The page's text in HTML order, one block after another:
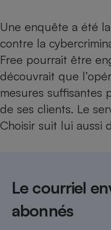
Une enquête a été
contre la
Free pourrait être
découvrait que
mesures suffisantes
de ses clients. Le
Choisir suit lui aussi
Le courriel
abonnés